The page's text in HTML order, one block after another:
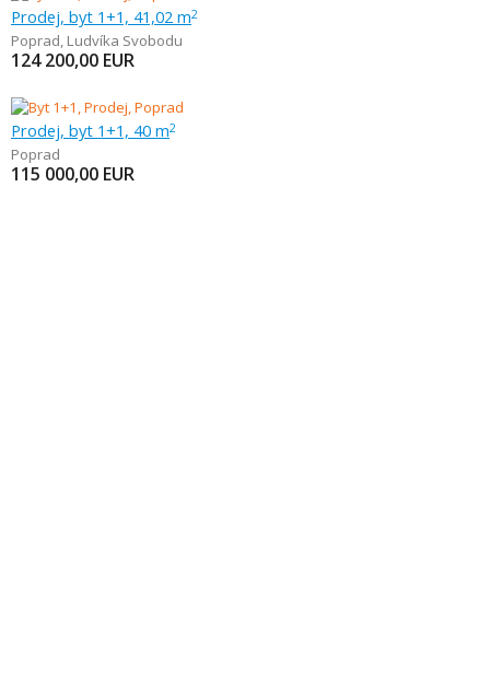
Prodej, byt 1+1, 41,02 m2
Poprad, Ludvíka Svobodu
124 200,00 EUR
Prodej, byt 1+1, 40 m2
Poprad
115 000,00 EUR